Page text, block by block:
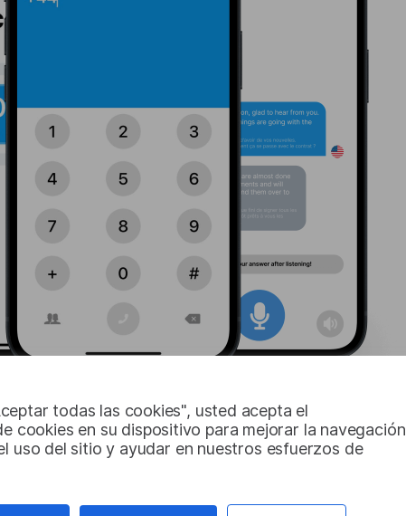
todas las cookies", usted acepta el
cookies en su dispositivo para mejorar la navegación
uso del sitio y ayudar en nuestros esfuerzos de